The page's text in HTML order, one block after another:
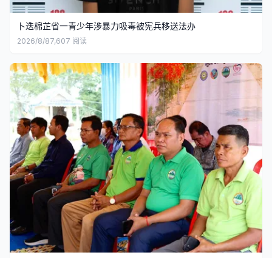
卜迭棉芷省一青少年涉暴力吸毒被宪兵移送法办
2026/8/87,607 阅读